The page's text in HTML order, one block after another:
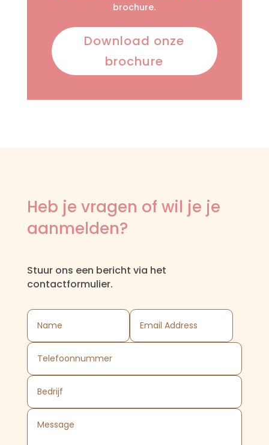
brochure.
Download onze
brochure
Heb je vragen of wil je je
aanmelden?
Stuur ons een bericht via het
contactformulier.